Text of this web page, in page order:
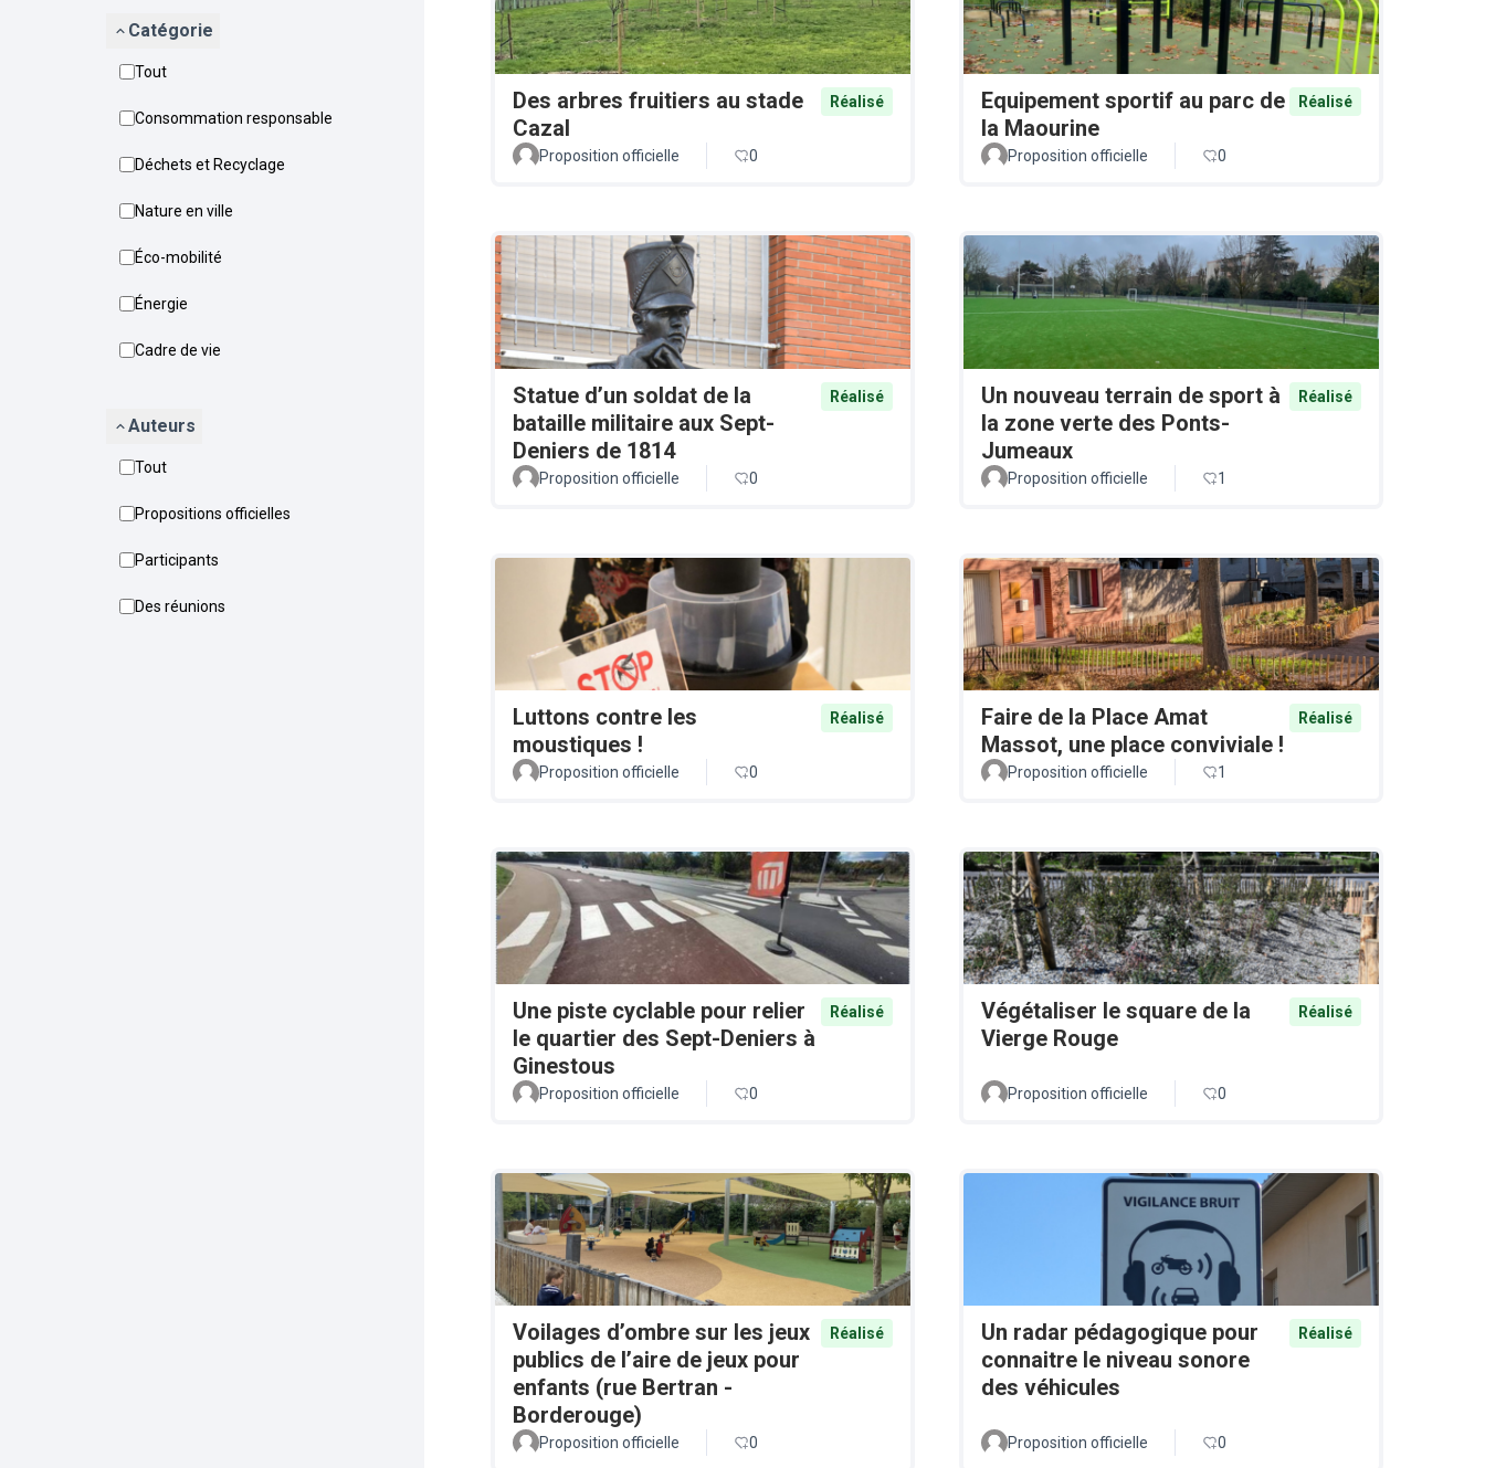
Catégorie
Tout
Consommation responsable
Déchets et Recyclage
Nature en ville
Éco-mobilité
Énergie
Cadre de vie
Auteurs
Tout
Propositions officielles
Participants
Des réunions
Des arbres fruitiers au stade
Cazal
Réalisé
Proposition officielle 0
Equipement sportif au parc de
la Maourine
Réalisé
Proposition officielle 0
Statue d’un soldat de la
bataille militaire aux Sept-
Deniers de 1814
Réalisé
Proposition officielle 0
Un nouveau terrain de sport à
la zone verte des Ponts-
Jumeaux
Réalisé
Proposition officielle 1
Luttons contre les
moustiques !
Réalisé
Proposition officielle 0
Faire de la Place Amat
Massot, une place conviviale !
Réalisé
Proposition officielle 1
Une piste cyclable pour relier
le quartier des Sept-Deniers à
Ginestous
Réalisé
Proposition officielle 0
Végétaliser le square de la
Vierge Rouge
Réalisé
Proposition officielle 0
Voilages d’ombre sur les jeux
publics de l’aire de jeux pour
enfants (rue Bertran -
Borderouge)
Réalisé
Proposition officielle 0
Un radar pédagogique pour
connaitre le niveau sonore
des véhicules
Réalisé
Proposition officielle 0